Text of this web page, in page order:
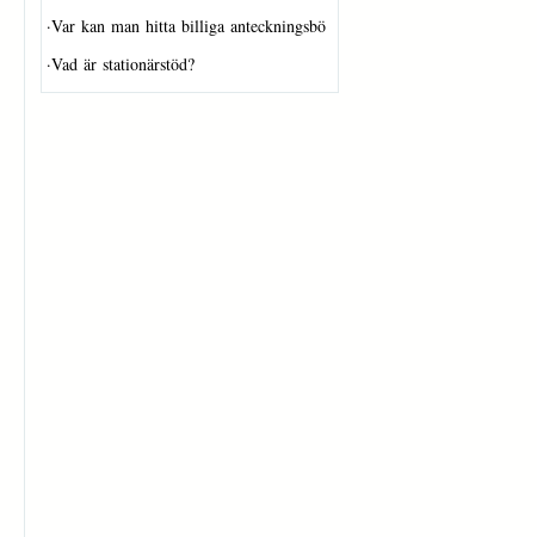
·Var kan man hitta billiga anteckningsbö…
·Vad är stationärstöd?